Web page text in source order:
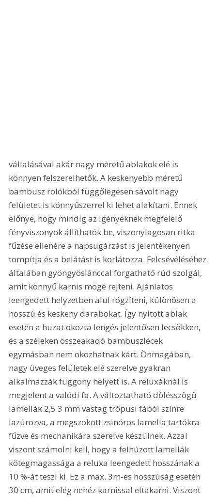
vállalásával akár nagy méretű ablakok elé is
könnyen felszerelhetők. A keskenyebb méretű
bambusz rolókból függőlegesen sávolt nagy
felületet is könnyűszerrel ki lehet alakítani. Ennek
előnye, hogy mindig az igényeknek megfelelő
fényviszonyok állíthatók be, viszonylagosan ritka
fűzése ellenére a napsugárzást is jelentékenyen
tompítja és a belátást is korlátozza. Felcsévéléséhez
általában gyöngyöslánccal forgatható rúd szolgál,
amit könnyű karnis mögé rejteni. Ajánlatos
leengedett helyzetben alul rögzíteni, különösen a
hosszú és keskeny darabokat. Így nyitott ablak
esetén a huzat okozta lengés jelentősen lecsökken,
és a széleken összeakadó bambuszlécek
egymásban nem okozhatnak kárt. Önmagában,
nagy üveges felületek elé szerelve gyakran
alkalmazzák függöny helyett is. A reluxáknál is
megjelent a valódi fa. A változtatható dőlésszögű
lamellák 2,5 3 mm vastag trópusi fából színre
lazúrozva, a megszokott zsinóros lamella tartókra
fűzve és mechanikára szerelve készülnek. Azzal
viszont számolni kell, hogy a felhúzott lamellák
kötegmagassága a reluxa leengedett hosszának a
10 %-át teszi ki. Ez a max. 3m-es hosszúság esetén
30 cm, amit elég nehéz karnissal eltakarni. Viszont